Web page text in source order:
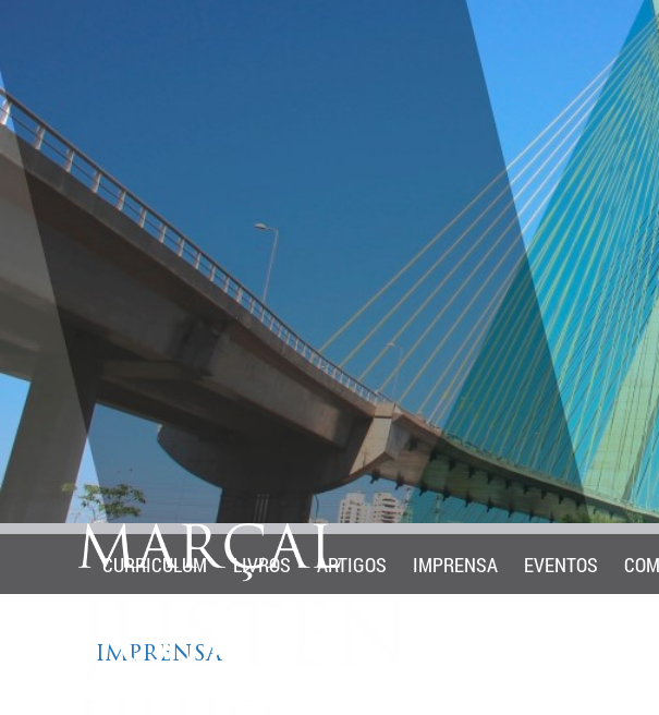
CURRICULUM LIVROS ARTIGOS IMPRENSA EVENTOS
IMPRENSA